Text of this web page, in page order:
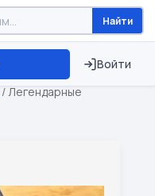
Найти
Войти
⏱ ТОЛЬКО 15 ДНЕЙ
/Легендарные